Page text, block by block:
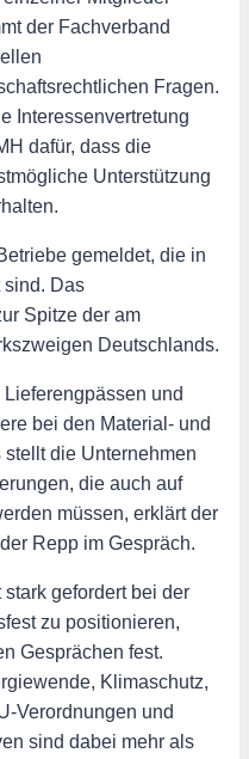
der Fachverband
Fragen.
Interessenvertretung
dafür, dass die
Unterstützung
gemeldet, die in
sind. Das
Spitze der am
Deutschlands.
und
bei den Material- und
die Unternehmen
die auch auf
müssen, erklärt der
Repp im Gespräch.
gefordert bei der
zu positionieren,
Gesprächen fest.
Klimaschutz,
Verordnungen und
sind dabei mehr als